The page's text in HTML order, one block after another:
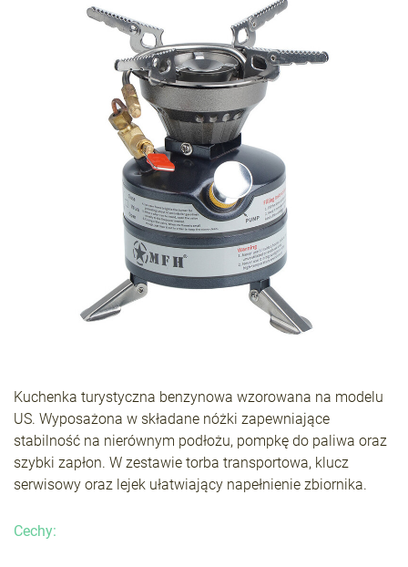
Kuchenka turystyczna benzynowa wzorowana na modelu
US. Wyposażona w składane nóżki zapewniające
stabilność na nierównym podłożu, pompkę do paliwa oraz
szybki zapłon. W zestawie torba transportowa, klucz
serwisowy oraz lejek ułatwiający napełnienie zbiornika.
Cechy: